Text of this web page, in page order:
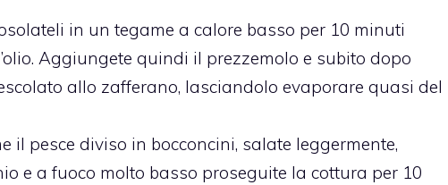
in un tegame a calore basso per 10 minuti
Aggiungete quindi il prezzemolo e subito dopo
allo zafferano, lasciandolo evaporare quasi del
il pesce diviso in bocconcini, salate leggermente,
e a fuoco molto basso proseguite la cottura per 10